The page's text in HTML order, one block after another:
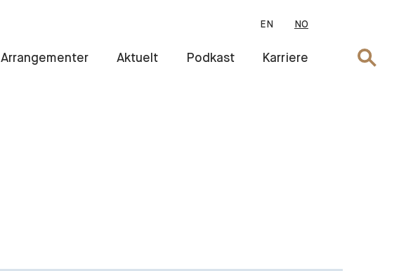
EN NO
Arrangementer Aktuelt Podkast Karriere Søk